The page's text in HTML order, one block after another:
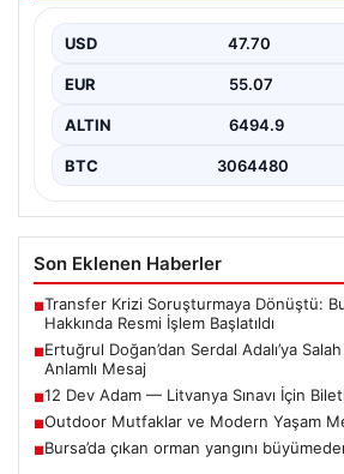
Trabzonspor Kulübü Başkanı
söylentileriyle ilgili…
USD 47.70
EUR 55.07
ALTIN 6494.9
BTC 3064480
Son Eklenen Haberler
■Transfer Krizi Soruşturmaya Dönüştü:
Hakkında Resmi İşlem Başlatıldı
■Ertuğrul Doğan’dan Serdal Adalı’ya
Anlamlı Mesaj
■12 Dev Adam — Litvanya Sınavı İçin
■Outdoor Mutfaklar ve Modern Yaşam
■Bursa’da çıkan orman yangını